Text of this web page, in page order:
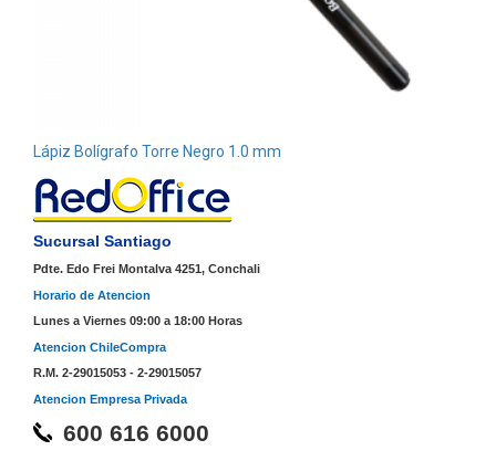
Lápiz Bolígrafo Torre Negro 1.0 mm
Sucursal Santiago
Pdte. Edo Frei Montalva 4251, Conchali
Horario de Atencion
Lunes a Viernes 09:00 a 18:00 Horas
Atencion ChileCompra
R.M. 2-29015053 - 2-29015057
Atencion Empresa Privada
600 616 6000